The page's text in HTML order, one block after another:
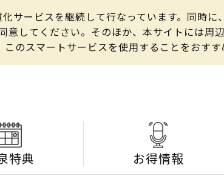
サービスを継続して行なっています。同時
してください。そのほか、本サイトには周
のスマートサービスを使用することをおすす
特典 お得情報